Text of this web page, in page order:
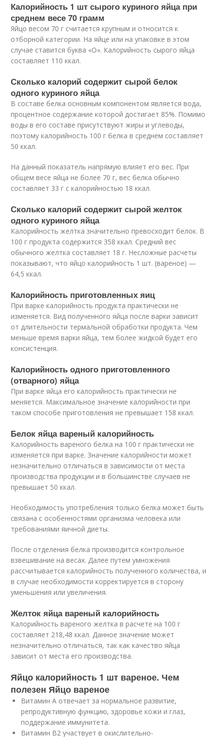
Калорийность 1 шт сырого куриного яйца при
среднем весе 70 грамм
Яйцо весом 70 г считается крупным и относится к
отборной категории. На яйце или на упаковке в этом
случае ставится буква «О». Калорийность сырого яйца
составляет 110 ккал.
Сколько калорий содержит сырой белок
одного куриного яйца
В составе белка основным компонентом является вода,
процентное содержание которой достигает 85%. Помимо
воды в его составе присутствуют жиры и углеводы,
поэтому калорийность 100 г белка в среднем составляет
50 ккал.
На данный показатель напрямую влияет его вес. При
общем весе яйца не более 70 г, вес белка обычно
составляет 33 г с калорийностью 18 ккал.
Сколько калорий содержит сырой желток
одного куриного яйца
Калорийность желтка значительно превосходит белок. В
100 г продукта содержится 358 ккал. Средний вес
обычного желтка составляет 18 г. Несложные расчеты
показывают, что яйцо калорийность 1 шт. (вареное) —
64,5 ккал.
Калорийность приготовленных яиц
При варке калорийность продукта практически не
изменяется. Вид полученного яйца после варки зависит
от длительности термальной обработки продукта. Чем
меньше время варки яйца, тем более жидкой будет его
консистенция.
Калорийность одного приготовленного
(отварного) яйца
При варке яйца его калорийность практически не
меняется. Максимальное значение калорийности при
таком способе приготовления не превышает 158 ккал.
Белок яйца вареный калорийность
Калорийность вареного белка на 100 г практически не
изменяется при варке. Значение калорийности может
незначительно отличаться в зависимости от места
производства продукции и в большинстве случаев не
превышает 50 ккал.
Необходимость употребления только белка может быть
связана с особенностями организма человека или
требованиями яичной диеты.
После отделения белка производится контрольное
взвешивание на весах. Далее путем умножения
рассчитывается калорийность полученного количества, и
в случае необходимости корректируется в сторону
уменьшения или увеличения.
Желток яйца вареный калорийность
Калорийность вареного желтка в расчете на 100 г
составляет 218,48 ккал. Данное значение может
незначительно отличаться, так как качество яйца
зависит от места его производства.
Яйцо калорийность 1 шт вареное. Чем
полезен Яйцо вареное
Витамин А отвечает за нормальное развитие,
репродуктивную функцию, здоровье кожи и глаз,
поддержание иммунитета.
Витамин В2 участвует в окислительно-